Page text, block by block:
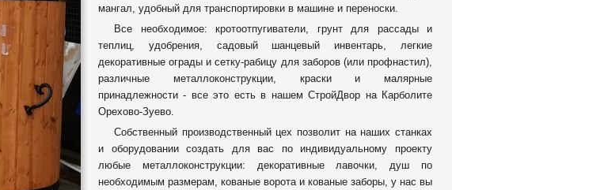
мангал, удобный для транспортировки в машине и переноски.
Все необходимое: кротоотпугиватели, грунт для рассады и
теплиц, удобрения, садовый шанцевый инвентарь, легкие
декоративные ограды и сетку-рабицу для заборов (или профнастил),
различные металлоконструкции, краски и малярные
принадлежности - все это есть в нашем СтройДвор на Карболите
Орехово-Зуево.
Собственный производственный цех позволит на наших станках
и оборудовании создать для вас по индивидуальному проекту
любые металлоконструкции: декоративные лавочки, душ по
необходимым размерам, кованые ворота и кованые заборы, у нас вы